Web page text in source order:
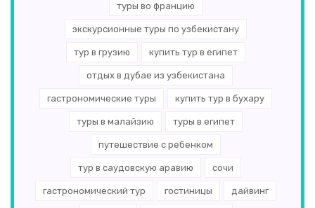
туры во францию
экскурсионные туры по узбекистану
тур в грузию купить тур в египет
отдых в дубае из узбекистана
гастрономические туры купить тур в бухару
туры в малайзию туры в египет
путешествие с ребенком
тур в саудовскую аравию сочи
гастрономический тур гостиницы дайвинг